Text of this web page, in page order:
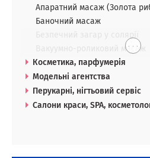
Апаратний масаж (Золота
Баночний масаж
Безпечний загар у солярії
Вакуумно-роликовий масаж
. . .
Косметика, парфумерія
Модельні агентства
Перукарні, нігтьовий сервіс
Салони краси, SPA,